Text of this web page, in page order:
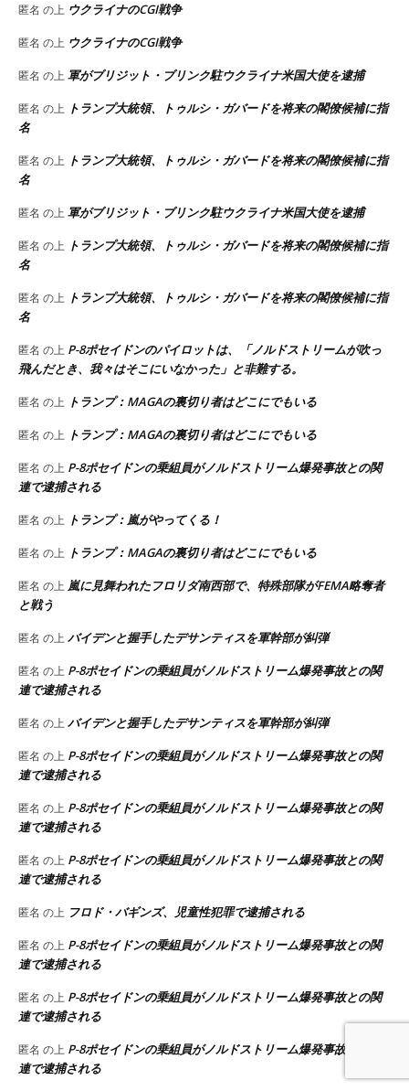
匿名 の上 ウクライナのCGI戦争
匿名 の上 ウクライナのCGI戦争
匿名 の上 軍がブリジット・ブリンク駐ウクライナ米国大使を逮捕
匿名 の上 トランプ大統領、トゥルシ・ガバードを将来の閣僚候補に指
名
匿名 の上 トランプ大統領、トゥルシ・ガバードを将来の閣僚候補に指
名
匿名 の上 軍がブリジット・ブリンク駐ウクライナ米国大使を逮捕
匿名 の上 トランプ大統領、トゥルシ・ガバードを将来の閣僚候補に指
名
匿名 の上 トランプ大統領、トゥルシ・ガバードを将来の閣僚候補に指
名
匿名 の上 P-8ポセイドンのパイロットは、「ノルドストリームが吹っ
飛んだとき、我々はそこにいなかった」と非難する。
匿名 の上 トランプ：MAGAの裏切り者はどこにでもいる
匿名 の上 トランプ：MAGAの裏切り者はどこにでもいる
匿名 の上 P-8ポセイドンの乗組員がノルドストリーム爆発事故との関
連で逮捕される
匿名 の上 トランプ：嵐がやってくる！
匿名 の上 トランプ：MAGAの裏切り者はどこにでもいる
匿名 の上 嵐に見舞われたフロリダ南西部で、特殊部隊がFEMA略奪者
と戦う
匿名 の上 バイデンと握手したデサンティスを軍幹部が糾弾
匿名 の上 P-8ポセイドンの乗組員がノルドストリーム爆発事故との関
連で逮捕される
匿名 の上 バイデンと握手したデサンティスを軍幹部が糾弾
匿名 の上 P-8ポセイドンの乗組員がノルドストリーム爆発事故との関
連で逮捕される
匿名 の上 P-8ポセイドンの乗組員がノルドストリーム爆発事故との関
連で逮捕される
匿名 の上 P-8ポセイドンの乗組員がノルドストリーム爆発事故との関
連で逮捕される
匿名 の上 フロド・バギンズ、児童性犯罪で逮捕される
匿名 の上 P-8ポセイドンの乗組員がノルドストリーム爆発事故との関
連で逮捕される
匿名 の上 P-8ポセイドンの乗組員がノルドストリーム爆発事故との関
連で逮捕される
匿名 の上 P-8ポセイドンの乗組員がノルドストリーム爆発事故との関
連で逮捕される